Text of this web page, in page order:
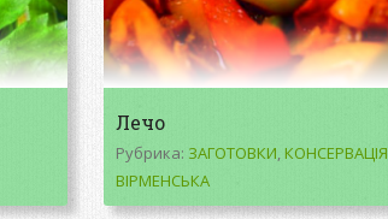
Лечо
Рубрика: ЗАГОТОВКИ,КОНСЕРВАЦІЯ
ВІРМЕНСЬКА